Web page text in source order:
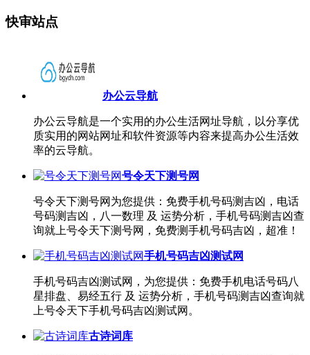
快审站点
办公云导航
办公云导航是一个实用的办公生活网址导航，以分享优
质实用的网站网址和软件资源等内容来提高办公生活效
率的云导航。
号令天下测号网
号令天下测号网为您提供：免费手机号码测吉凶，电话
号码测吉凶，八一数理 及 运势分析，手机号码测吉凶查
询就上号令天下测号网，免费测手机号码吉凶，超准！
手机号码吉凶测试网
手机号码吉凶测试网，为您提供：免费手机电话号码八
星排盘、易经五行 及 运势分析，手机号码测吉凶查询就
上号令天下手机号码吉凶测试网。
古诗词库